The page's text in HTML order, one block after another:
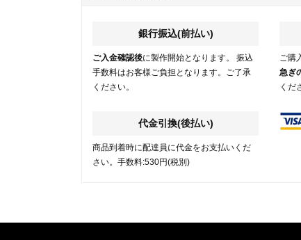
銀行振込(前払い)
ご入金確認後に製作開始となります。 振込
手数料はお客様ご負担となります。ご了承
ください。
代金引換(後払い)
商品到着時に配達員に代金をお支払いくだ
さい。手数料:530円(税別)
ご購
急ぎ
くだ